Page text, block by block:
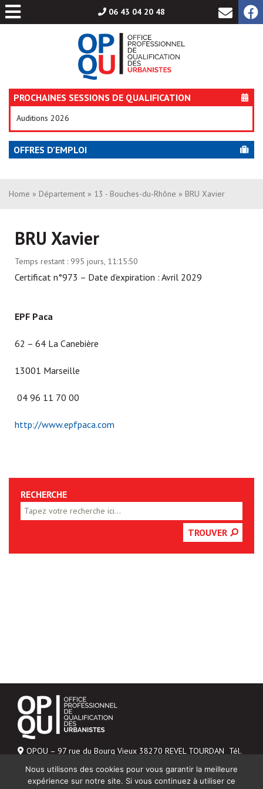
06 43 04 20 48
PROCHAINES SESSIONS DE QUALIFICATION
Auditions 2026
OFFRES D'EMPLOI
Aller
au
Home » Département » 13 - Bouches-du-Rhône » BRU Xavier
BRU Xavier
Temps restant : 995 jours, 11:15:50
Certificat n°973 – Date d’expiration : Avril 2029
EPF Paca
62 – 64 La Canebière
13001 Marseille
04 96 11 70 00
http://www.epfpaca.com
RECHERCHE
TROUVER
OPQU – 97 rue du Bourg Vieux 38270 REVEL TOURDAN Tél.
Mentions légales
Nous utilisons des cookies pour vous garantir la meilleure
expérience sur notre site. Si vous continuez à utiliser ce